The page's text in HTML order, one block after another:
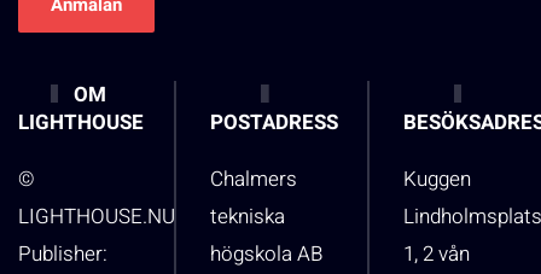
OM
LIGHTHOUSE
©
LIGHTHOUSE.NU
Publisher:
POSTADRESS
Chalmers
tekniska
högskola AB
Kuggen
1, 2 vån